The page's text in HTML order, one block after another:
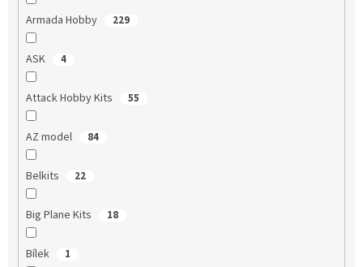
Armada Hobby 229
ASK 4
Attack Hobby Kits 55
AZ model 84
Belkits 22
Big Plane Kits 18
Bílek 1